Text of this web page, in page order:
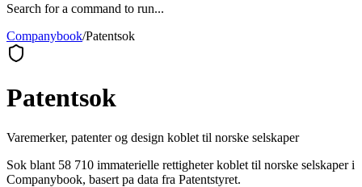
Search for a command to run...
Companybook/Patentsok
Patentsok
Varemerker, patenter og design koblet til norske selskaper
Sok blant 58 710 immaterielle rettigheter koblet til norske selskaper i
Companybook, basert pa data fra Patentstyret.